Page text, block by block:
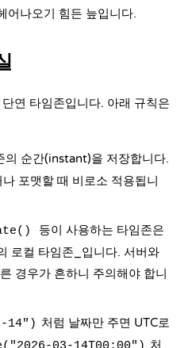
어나오기 힘든 늪입니다.
연 타임존입니다. 아래 규칙은
의 순간(instant)을 저장합니다.
포맷할 때 비로소 적용됩니
등이 사용하는 타임존은
로컬 타임존_입니다. 서버와
경우가 흔하니 주의해야 합니
14") 처럼 날짜만 주면 UTC로
처